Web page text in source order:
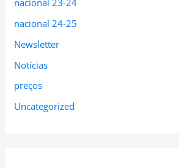
nacional 23-24
nacional 24-25
Newsletter
Notícias
preços
Uncategorized